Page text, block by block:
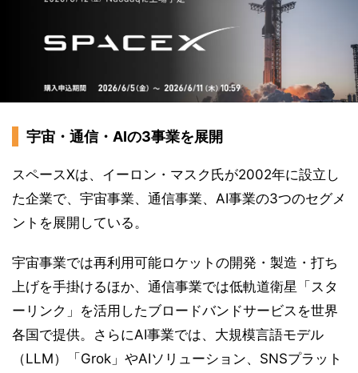
宇宙・通信・AIの3事業を展開
スペースXは、イーロン・マスク氏が2002年に設立し
た企業で、宇宙事業、通信事業、AI事業の3つのセグメ
ントを展開している。
宇宙事業では再利用可能ロケットの開発・製造・打ち
上げを手掛けるほか、通信事業では低軌道衛星「スタ
ーリンク」を活用したブロードバンドサービスを世界
各国で提供。さらにAI事業では、大規模言語モデル
（LLM）「Grok」やAIソリューション、SNSプラット